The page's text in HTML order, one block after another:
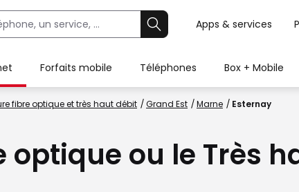
Apps & services
Forfaits mobile Téléphones Box + Mobile
fibre optique et très haut débit Grand Est Marne Esternay
optique ou le Très